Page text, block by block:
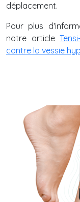
déplacement.
Pour plus
notre article
contre la vessie